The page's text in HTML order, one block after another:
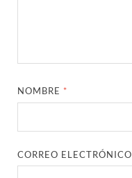
NOMBRE *
CORREO ELECTRÓNICO